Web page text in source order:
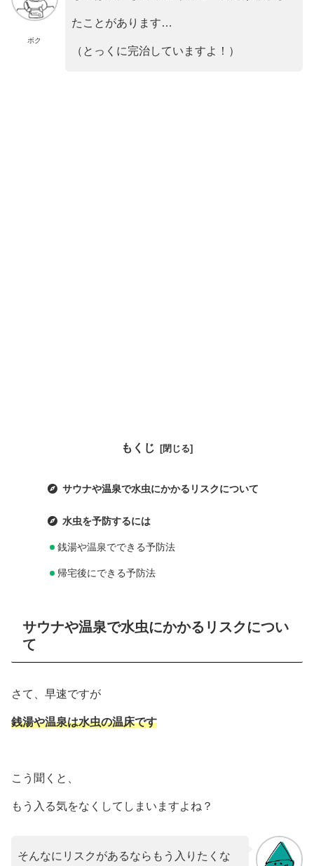
ボク
たことがあります…
（とっくに完治していますよ！）
もくじ
サウナや温泉で水虫にかかるリスクについて
水虫を予防するには
銭湯や温泉でできる予防法
帰宅後にできる予防法
サウナや温泉で水虫にかかるリスクについ
て
さて、早速ですが
銭湯や温泉は水虫の温床です
こう聞くと、
もう入る気をなくしてしまいますよね？
そんなにリスクがあるならもう入りたくな